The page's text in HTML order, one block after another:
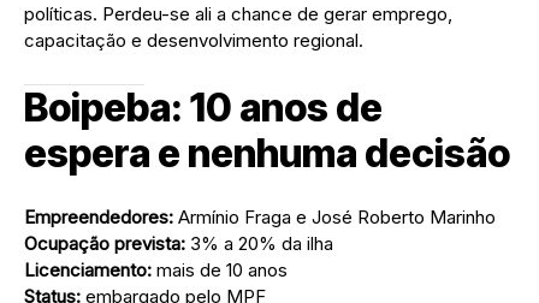
políticas. Perdeu-se ali a chance de gerar emprego,
capacitação e desenvolvimento regional.
Boipeba: 10 anos de
espera e nenhuma decisão
Empreendedores: Armínio Fraga e José Roberto Marinho
Ocupação prevista: 3% a 20% da ilha
Licenciamento: mais de 10 anos
Status: embargado pelo MPF